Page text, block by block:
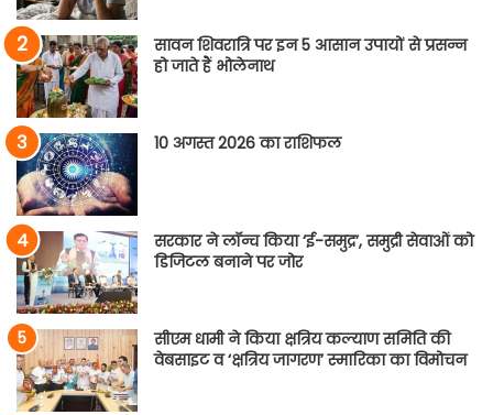
सावन शिवरात्रि पर इन 5 आसान उपायों से प्रसन्न
हो जाते हैं भोलेनाथ
10 अगस्त 2026 का राशिफल
सरकार ने लॉन्च किया ‘ई-समुद्र’, समुद्री सेवाओं को
डिजिटल बनाने पर जोर
सीएम धामी ने किया क्षत्रिय कल्याण समिति की
वेबसाइट व ‘क्षत्रिय जागरण’ स्मारिका का विमोचन